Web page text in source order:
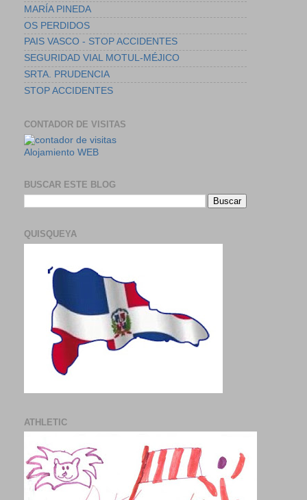
MARÍA PINEDA
OS PERDIDOS
PAIS VASCO - STOP ACCIDENTES
SEGURIDAD VIAL MOTUL-MÉJICO
SRTA. PRUDENCIA
STOP ACCIDENTES
CONTADOR DE VISITAS
Alojamiento WEB
BUSCAR ESTE BLOG
QUISQUEYA
ATHLETIC